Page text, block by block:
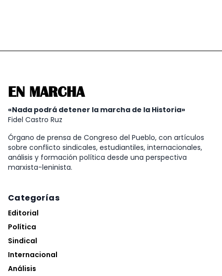
EN MARCHA
«Nada podrá detener la marcha de la Historia»
Fidel Castro Ruz
Órgano de prensa de Congreso del Pueblo, con artículos
sobre conflicto sindicales, estudiantiles, internacionales,
análisis y formación política desde una perspectiva
marxista-leninista.
Categorías
Editorial
Política
Sindical
Internacional
Análisis